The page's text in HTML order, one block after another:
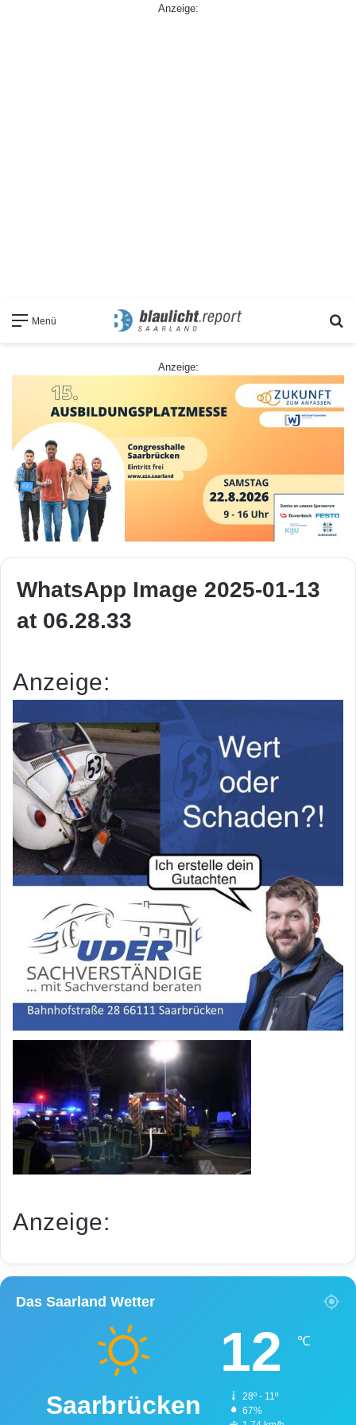
Anzeige:
Menü
Anzeige:
WhatsApp Image 2025-01-13
at 06.28.33
Anzeige:
Anzeige:
Das Saarland Wetter
Saarbrücken
12 ℃
28º - 11º
67%